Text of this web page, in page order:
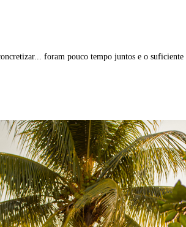
foram pouco tempo juntos e o